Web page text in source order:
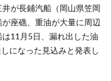
が長鋪汽船（岡山県笠岡
座礁、重油が大量に周辺
11月5日、漏れ出した油
になった見込みと発表し